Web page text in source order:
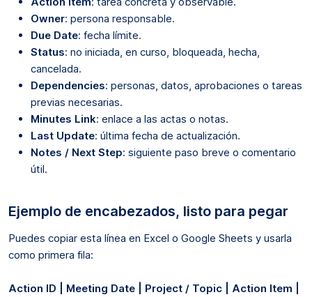
Owner: persona responsable.
Due Date: fecha límite.
Status: no iniciada, en curso, bloqueada, hecha,
cancelada.
Dependencies: personas, datos, aprobaciones o tareas
previas necesarias.
Minutes Link: enlace a las actas o notas.
Last Update: última fecha de actualización.
Notes / Next Step: siguiente paso breve o comentario
útil.
Ejemplo de encabezados, listo para pegar
Puedes copiar esta línea en Excel o Google Sheets y usarla
como primera fila:
Action ID | Meeting Date | Project / Topic | Action Item |